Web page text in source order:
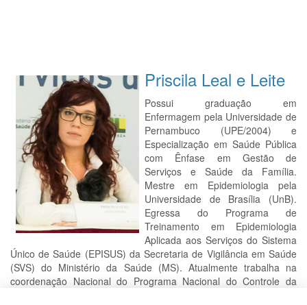
Priscila Leal e Leite
Possui graduação em
Enfermagem pela Universidade de
Pernambuco (UPE/2004) e
Especialização em Saúde Pública
com Ênfase em Gestão de
Serviços e Saúde da Família.
Mestre em Epidemiologia pela
Universidade de Brasília (UnB).
Egressa do Programa de
Treinamento em Epidemiologia
Aplicada aos Serviços do Sistema
Único de Saúde (EPISUS) da Secretaria de Vigilância em Saúde
(SVS) do Ministério da Saúde (MS). Atualmente trabalha na
coordenação Nacional do Programa Nacional do Controle da